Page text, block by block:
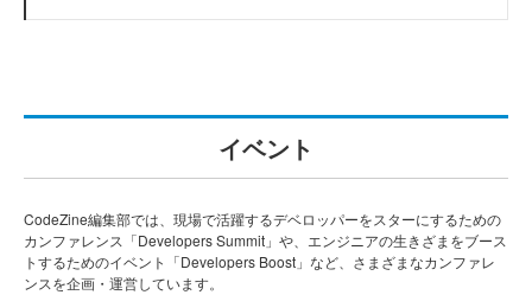
イベント
CodeZine編集部では、現場で活躍するデベロッパーをスターにするための
カンファレンス「Developers Summit」や、エンジニアの生きざまをブース
トするためのイベント「Developers Boost」など、さまざまなカンファレ
ンスを企画・運営しています。